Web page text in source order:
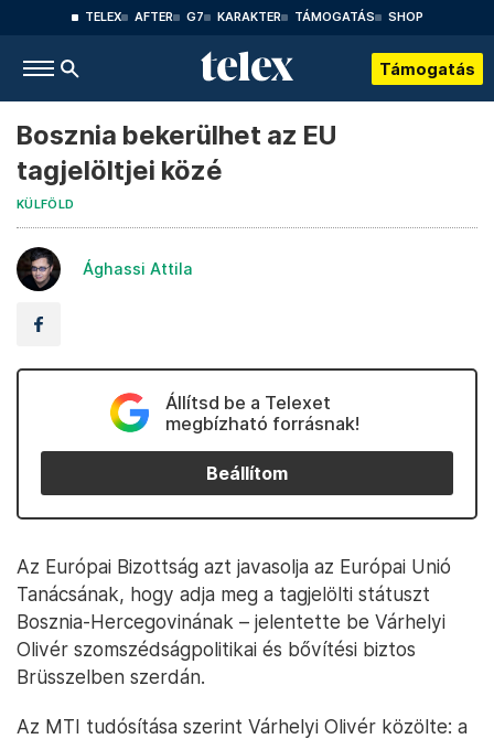
TELEX AFTER G7 KARAKTER TÁMOGATÁS SHOP
Támogatás
Bosznia bekerülhet az EU
tagjelöltjei közé
KÜLFÖLD
Ághassi Attila
Állítsd be a Telexet
megbízható forrásnak!
Beállítom
Az Európai Bizottság azt javasolja az Európai Unió
Tanácsának, hogy adja meg a tagjelölti státuszt
Bosznia-Hercegovinának – jelentette be Várhelyi
Olivér szomszédságpolitikai és bővítési biztos
Brüsszelben szerdán.
Az MTI tudósítása szerint Várhelyi Olivér közölte: a